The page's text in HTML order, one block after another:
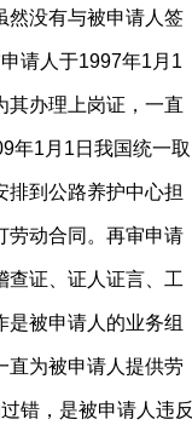
然没有与被申请人签
请人于1997年1月1
其办理上岗证，一直
年1月1日我国统一取
排到公路养护中心担
劳动合同。再审申请
查证、证人证言、工
被申请人的业务组
直为被申请人提供劳
错，是被申请人违反